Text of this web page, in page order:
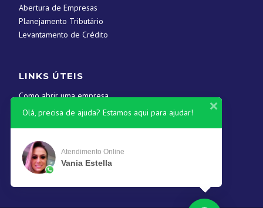
Abertura de Empresas
Planejamento Tributário
Levantamento de Crédito
LINKS ÚTEIS
Como abrir uma empresa
Contato
CONTATOS
(61) 3546-1845
Olá, precisa de ajuda? Estamos aqui para ajudar!
Atendimento Online
Vania Estella